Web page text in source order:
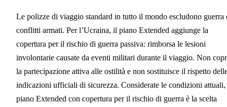
Le polizze di viaggio standard in tutto il mondo escludono guerra
conflitti armati. Per l’Ucraina, il piano Extended aggiunge la
copertura per il rischio di guerra passiva: rimborsa le lesioni
involontarie causate da eventi militari durante il viaggio. Non
la partecipazione attiva alle ostilità e non sostituisce il rispetto
indicazioni ufficiali di sicurezza. Considerate le condizioni
piano Extended con copertura per il rischio di guerra è la scelta